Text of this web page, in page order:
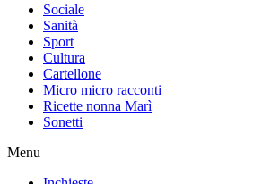
Sociale
Sanità
Sport
Cultura
Cartellone
Micro micro racconti
Ricette nonna Marì
Sonetti
Menu